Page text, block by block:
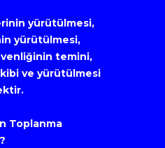
yürütülmesi,
yürütülmesi,
temini,
ve yürütülmesi
Toplanma